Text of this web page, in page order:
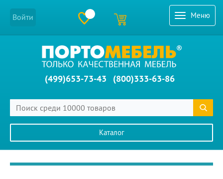
Меню
Войти
(499)653-73-43 (800)333-63-86
Каталог
Главное меню сайта